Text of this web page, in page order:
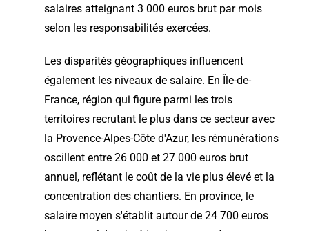
salaires atteignant 3 000 euros brut par mois
selon les responsabilités exercées.
Les disparités géographiques influencent
également les niveaux de salaire. En Île-de-
France, région qui figure parmi les trois
territoires recrutant le plus dans ce secteur avec
la Provence-Alpes-Côte d'Azur, les rémunérations
oscillent entre 26 000 et 27 000 euros brut
annuel, reflétant le coût de la vie plus élevé et la
concentration des chantiers. En province, le
salaire moyen s'établit autour de 24 700 euros